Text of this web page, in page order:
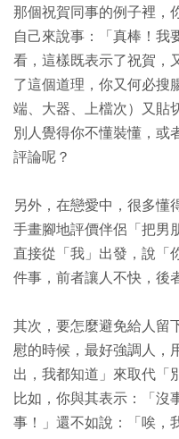
那個祝賀同事的例子裡，
自己來說事：「真棒！我
看，這樣既表示了祝賀，
了這個道理，你又何必搜
端、大器、上檔次）又貼
別人覺得你不懂裝懂，或
評論呢？
另外，在戀愛中，很多懂
手畫腳地評價伴侶「把男
直接從「我」出發，說「
件事，前者讓人不快，後
其次，要怎麼避免給人留
慰的時候，最好強調人，
出，我都知道」來取代「
比如，你與其表示：「沒
事！」還不如說：「唉，